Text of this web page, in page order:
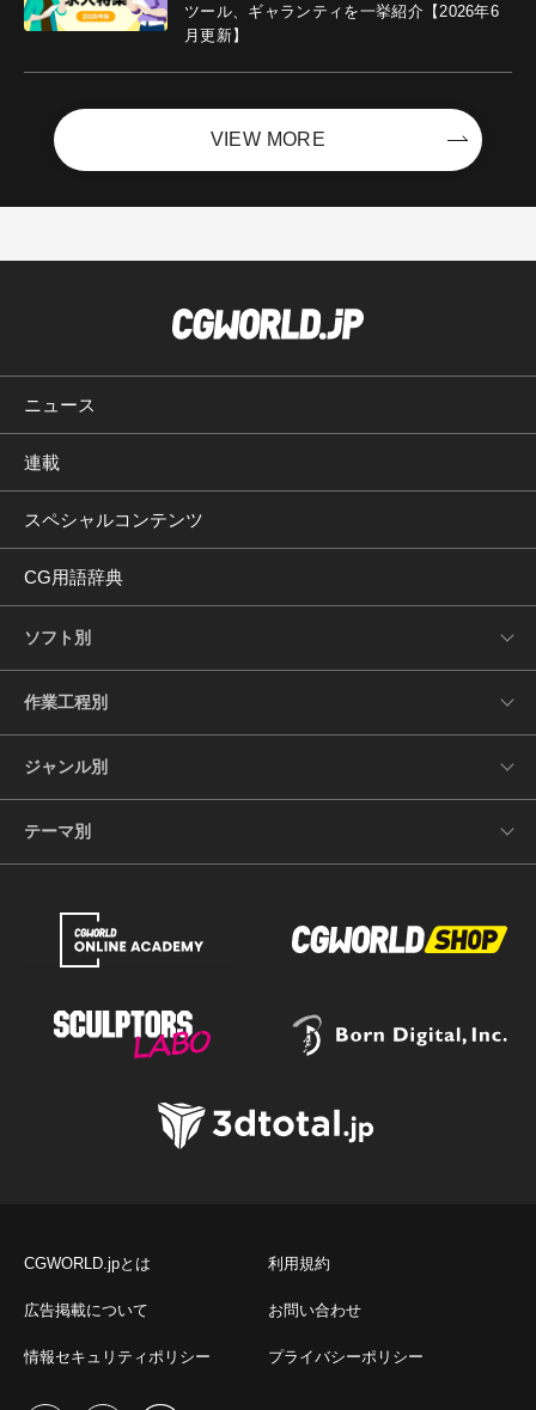
ツール、ギャランティを一挙紹介【2026年6
月更新】
VIEW MORE
ニュース
連載
スペシャルコンテンツ
CG用語辞典
ソフト別
作業工程別
ジャンル別
テーマ別
CGWORLD.jpとは 利用規約
広告掲載について お問い合わせ
情報セキュリティポリシー プライバシーポリシー